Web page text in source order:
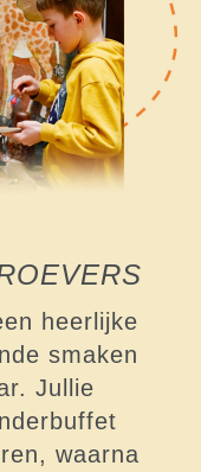
heerlijke
smaken
Jullie
waarna